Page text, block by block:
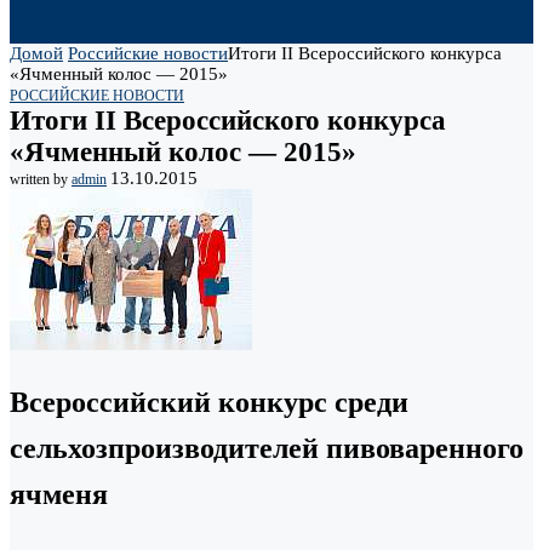
Домой Российские новостиИтоги II Всероссийского конкурса
«Ячменный колос — 2015»
РОССИЙСКИЕ НОВОСТИ
Итоги II Всероссийского конкурса
«Ячменный колос — 2015»
written by admin 13.10.2015
Всероссийский конкурс среди
сельхозпроизводителей пивоваренного
ячменя